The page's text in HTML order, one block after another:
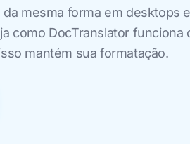
mesma forma em desktops
como DocTranslator funciona
mantém sua formatação.